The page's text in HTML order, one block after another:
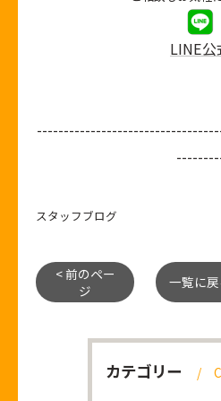
LINE公
スタッフブログ
< 前のペー
ジ
一覧に戻
カテゴリー